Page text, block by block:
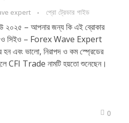
expert প্রো ট্রেডার গাইড
২০২৫ – আপনার জন্য কি এই ব্রোকার
ও সিইও – Forex Wave Expert
এবং ভালো, নিরাপদ ও কম স্প্রেডের
CFI Trade নামটি হয়তো শুনেছেন।
0